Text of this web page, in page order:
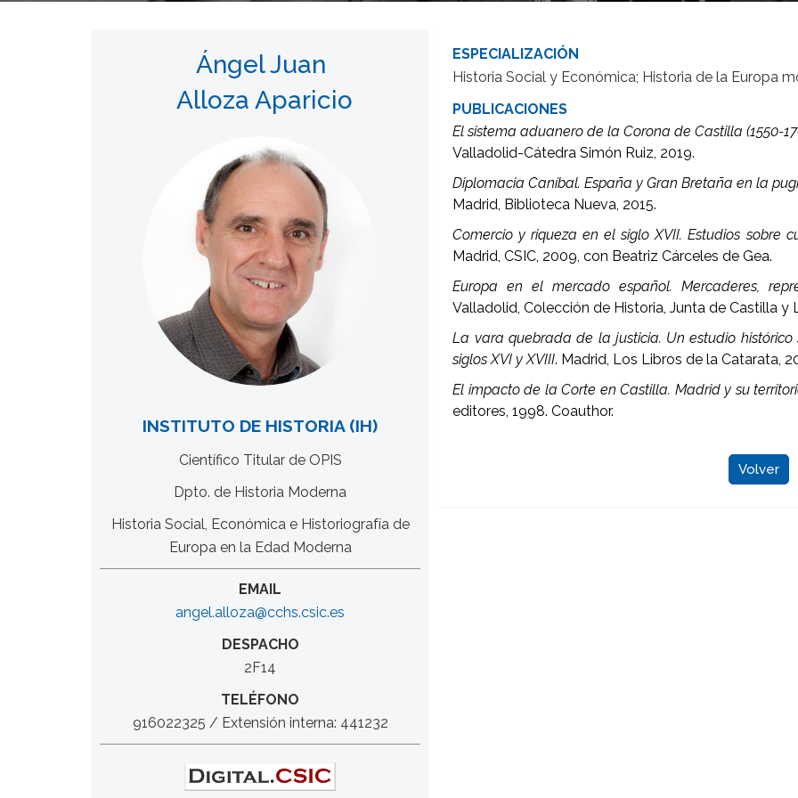
Ángel Juan
Alloza Aparicio
INSTITUTO DE HISTORIA (IH)
Científico Titular de OPIS
Dpto. de Historia Moderna
Historia Social, Económica e Historiografía de
Europa en la Edad Moderna
EMAIL
angel.alloza@cchs.csic.es
DESPACHO
2F14
TELÉFONO
916022325 / Extensión interna: 441232
ESPECIALIZACIÓN
Historia Social y Económica; Historia de la Europa
PUBLICACIONES
El sistema aduanero de la Corona de Castilla (1550-
Valladolid-Cátedra Simón Ruiz, 2019.
Diplomacia Caníbal. España y Gran Bretaña en la
Madrid, Biblioteca Nueva, 2015.
Comercio y riqueza en el siglo XVII. Estudios sobre
Madrid, CSIC, 2009, con Beatriz Cárceles de Gea.
Europa en el mercado español. Mercaderes,
Valladolid, Colección de Historia, Junta de Castilla y
La vara quebrada de la justicia. Un estudio
siglos XVI y XVIII. Madrid, Los Libros de la Catarata,
El impacto de la Corte en Castilla. Madrid y su
editores, 1998. Coauthor.
Volver